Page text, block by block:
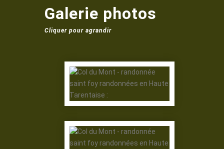
Galerie photos
Cliquer pour agrandir